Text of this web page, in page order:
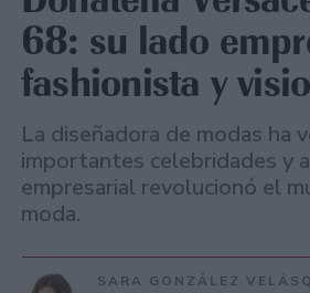
68: su lado
fashionista y
La diseñadora de modas ha
importantes celebridades y
empresarial revolucionó el
moda.
SARA GONZÁLEZ